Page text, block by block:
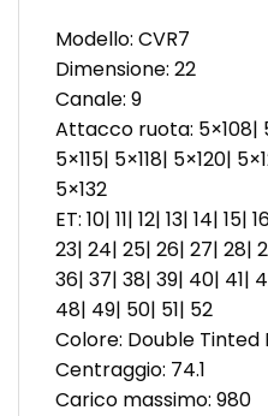
Modello: CVR7
Dimensione: 22
Canale: 9
Attacco ruota: 5×108|
5×115| 5×118| 5×120|
5×132
ET: 10| 11| 12| 13| 14| 15|
23| 24| 25| 26| 27| 28|
36| 37| 38| 39| 40| 41|
48| 49| 50| 51| 52
Colore: Double Tinted
Centraggio: 74.1
Carico massimo: 980